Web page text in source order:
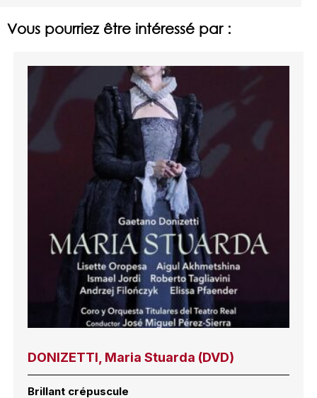
Vous pourriez être intéressé par :
DONIZETTI, Maria Stuarda (DVD)
Brillant crépuscule